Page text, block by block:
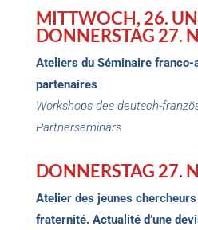
MITTWOCH, 26.
DONNERSTAG 27.
Ateliers du Séminaire franco-
partenaires
Workshops des deutsch-
DONNERSTAG 27.
Atelier des jeunes chercheurs